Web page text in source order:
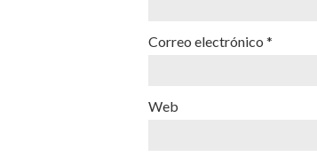
Correo electrónico *
Web